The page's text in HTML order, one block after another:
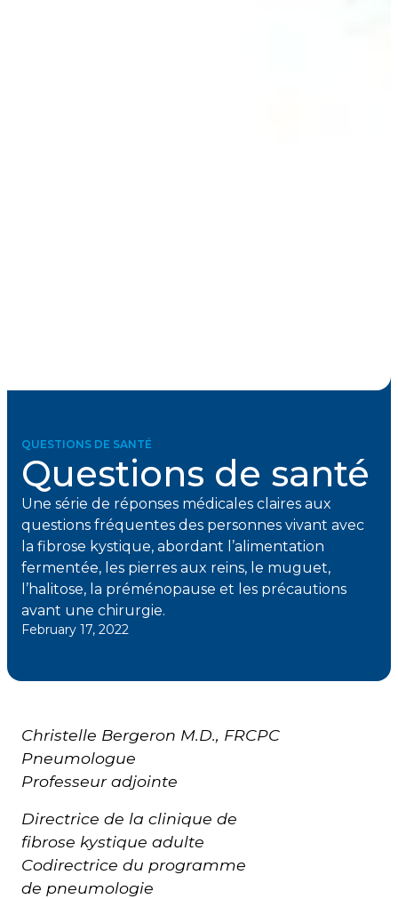
QUESTIONS DE SANTÉ
Questions de santé
Une série de réponses médicales claires aux
questions fréquentes des personnes vivant avec
la fibrose kystique, abordant l’alimentation
fermentée, les pierres aux reins, le muguet,
l’halitose, la préménopause et les précautions
avant une chirurgie.
February 17, 2022
Christelle Bergeron M.D., FRCPC
Pneumologue
Professeur adjointe
Directrice de la clinique de
fibrose kystique adulte
Codirectrice du programme
de pneumologie